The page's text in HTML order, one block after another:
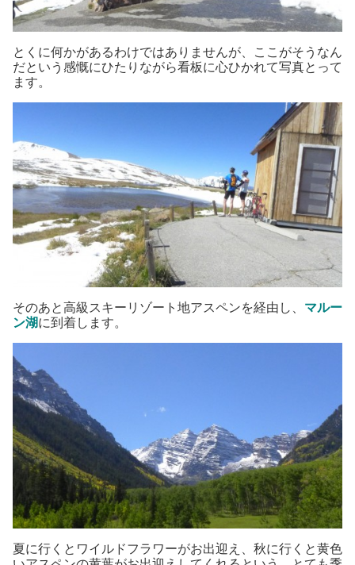
とくに何かがあるわけではありませんが、ここがそうなん
だという感慨にひたりながら看板に心ひかれて写真とって
ます。
そのあと高級スキーリゾート地アスペンを経由し、 マルー
ン湖に到着します。
夏に行くとワイルドフラワーがお出迎え、秋に行くと黄色